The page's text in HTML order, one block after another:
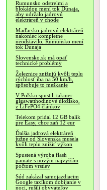
Rumunsko odstrelmi a
blokádou mení tok Dunaja,
aby udržalo jadrovú
elektráreň v chode
Maďarsko jadrovú elektráreň
nakoniec kompletne
neodstavilo, Rumunsko mení
tok Dunaja
Slovensko.sk má opäť
technické problémy
Železnice znižujú kvôli teplu
rýchlosť iba na 50 km/h,
spôsobuje to meškanie
V Poľsku spustili takmer
gigawatthodinové úložisko,
z LiFePO4 článkov
Telekom pridal 12 GB balík
pre Easy, chce zaň 12 eur
Ďalšia jadrová elektráreň
južne od Slovenska musela
kvôli teplu znížiť výkon
Spustená výroba flash
pamäte s novým najvyšším
počtom vrstiev
Súd zakázal samojazdiacim
Google taxíkom dobíjanie v
noci, rušili obyvateľov